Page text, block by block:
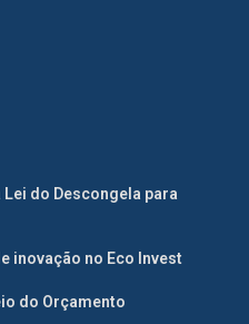
do Descongela para
inovação no Eco Invest
do Orçamento